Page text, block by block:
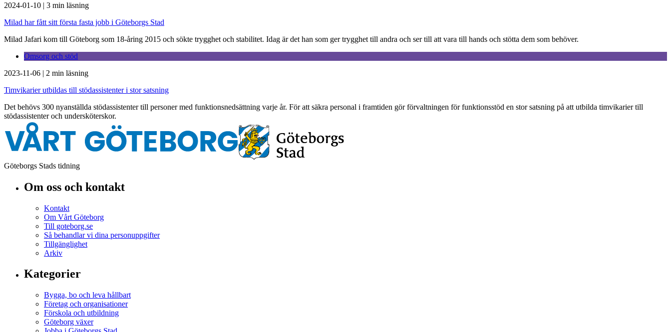
2024-01-10 | 3 min läsning
Milad har fått sitt första fasta jobb i Göteborgs Stad
Milad Jafari kom till Göteborg som 18-åring 2015 och sökte trygghet och stabilitet. Idag är det han som ger trygghet till andra och ser till att vara till hands och stötta dem som behöver.
Omsorg och stöd
2023-11-06 | 2 min läsning
Timvikarier utbildas till stödassistenter i stor satsning
Det behövs 300 nyanställda stödassistenter till personer med funktionsnedsättning varje år. För att säkra personal i framtiden gör förvaltningen för funktionsstöd en stor satsning på att utbilda timvikarier till
stödassistenter och undersköterskor.
Göteborgs Stads tidning
Om oss och kontakt
Kontakt
Om Vårt Göteborg
Till goteborg.se
Så behandlar vi dina personuppgifter
Tillgänglighet
Arkiv
Kategorier
Bygga, bo och leva hållbart
Företag och organisationer
Förskola och utbildning
Göteborg växer